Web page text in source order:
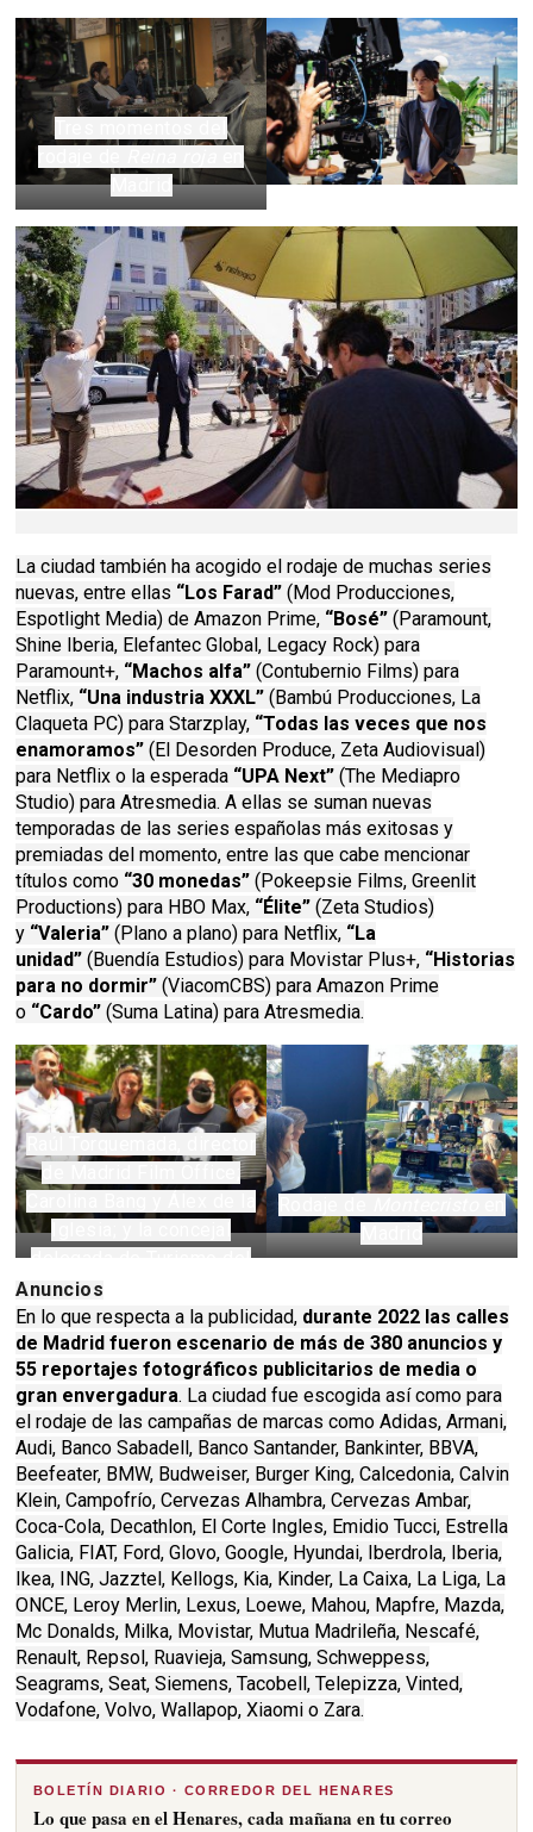
Madrid
La ciudad también ha acogido el rodaje de muchas series
nuevas, entre ellas “Los Farad” (Mod Producciones,
Espotlight Media) de Amazon Prime, “Bosé” (Paramount,
Shine Iberia, Elefantec Global, Legacy Rock) para
Paramount+, “Machos alfa” (Contubernio Films) para
Netflix, “Una industria XXXL”(Bambú Producciones, La
Claqueta PC) para Starzplay, “Todas las veces que nos
enamoramos” (El Desorden Produce, Zeta Audiovisual)
para Netflix o la esperada “UPA Next”(The Mediapro
Studio) para Atresmedia. A ellas se suman nuevas
temporadas de las series españolas más exitosas y
premiadas del momento, entre las que cabe mencionar
títulos como “30 monedas” (Pokeepsie Films, Greenlit
Productions) para HBO Max, “Élite”(Zeta Studios)
y “Valeria”(Plano a plano) para Netflix, “La
unidad”(Buendía Estudios) para Movistar Plus+, “Historias
para no dormir” (ViacomCBS) para Amazon Prime
o “Cardo”(Suma Latina) para Atresmedia.
Raúl Torquemada, director
de Madrid Film Office;
Iglesia; y la concejal
Ayuntamiento de Madrid,
Almudena Maíllo, durante
el rodaje de30
monedasen la Plaza de
Neptuno
Rodaje de
Madrid
Anuncios
En lo que respecta a la publicidad, durante 2022 las calles
de Madrid fueron escenario de más de 380 anuncios y
55 reportajes fotográficos publicitarios de media o
gran envergadura. La ciudad fue escogida así como para
el rodaje de las campañas de marcas como Adidas, Armani,
Audi, Banco Sabadell, Banco Santander, Bankinter, BBVA,
Beefeater, BMW, Budweiser, Burger King, Calcedonia, Calvin
Klein, Campofrío, Cervezas Alhambra, Cervezas Ambar,
Coca-Cola, Decathlon, El Corte Ingles, Emidio Tucci, Estrella
Galicia, FIAT, Ford, Glovo, Google, Hyundai, Iberdrola, Iberia,
Ikea, ING, Jazztel, Kellogs, Kia, Kinder, La Caixa, La Liga, La
ONCE, Leroy Merlin, Lexus, Loewe, Mahou, Mapfre, Mazda,
Mc Donalds, Milka, Movistar, Mutua Madrileña, Nescafé,
Renault, Repsol, Ruavieja, Samsung, Schweppess,
Seagrams, Seat, Siemens, Tacobell, Telepizza, Vinted,
Vodafone, Volvo, Wallapop, Xiaomi o Zara.
BOLETÍN DIARIO · CORREDOR DEL HENARES
Lo que pasa en el Henares, cada mañana en tu correo